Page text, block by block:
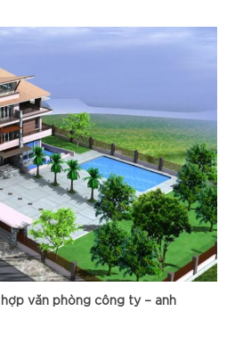
văn phòng công ty – anh